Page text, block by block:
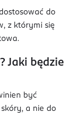
do
z którymi się
Jaki będzie
być
a nie do